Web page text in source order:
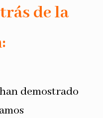
de la
demostrado